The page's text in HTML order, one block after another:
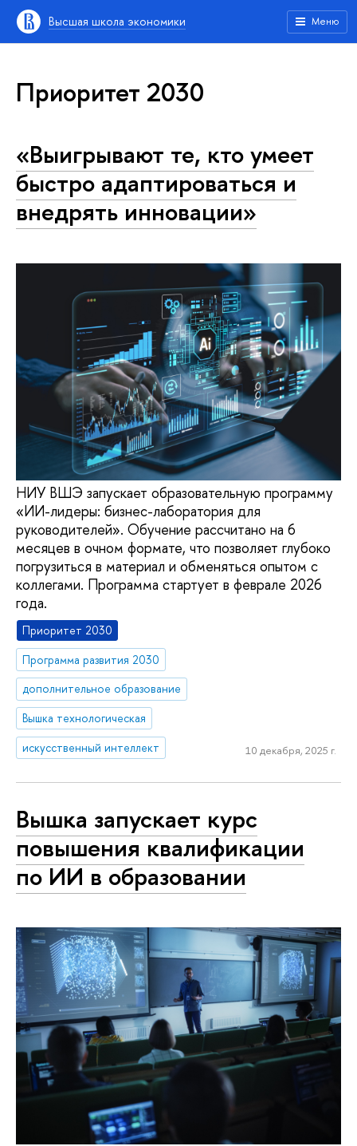
Высшая школа экономики Меню
Приоритет 2030
«Выигрывают те, кто умеет
быстро адаптироваться и
внедрять инновации»
НИУ ВШЭ запускает образовательную программу
«ИИ-лидеры: бизнес-лаборатория для
руководителей». Обучение рассчитано на 6
месяцев в очном формате, что позволяет глубоко
погрузиться в материал и обменяться опытом с
коллегами. Программа стартует в феврале 2026
года.
Приоритет 2030
Программа развития 2030
дополнительное образование
Вышка технологическая
искусственный интеллект
10 декабря, 2025 г.
Вышка запускает курс
повышения квалификации
по ИИ в образовании